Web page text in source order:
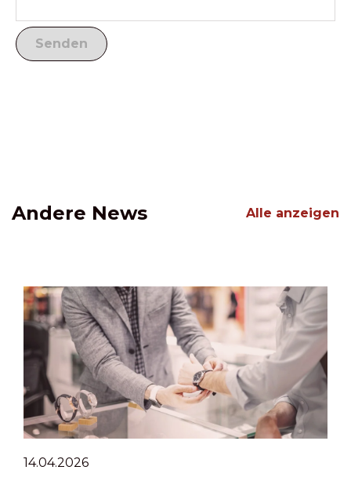
Andere News Alle anzeigen
14.04.2026